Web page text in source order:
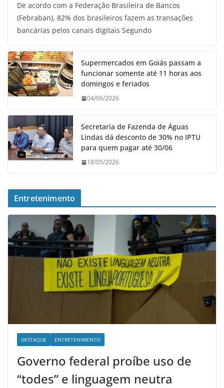
De acordo com a Federação Brasileira de Bancos
(Febraban), 82% dos brasileiros fazem as transações
bancárias pelos canais digitais Segundo
Supermercados em Goiás passam a
funcionar somente até 11 horas aos
domingos e feriados
04/06/2026
Secretaria de Fazenda de Águas
Lindas dá desconto de 30% no IPTU
para quem pagar até 30/06
18/05/2026
Entretenimento
DESTAQUE ENTRETENIMENTO
Governo federal proíbe uso de
“todes” e linguagem neutra